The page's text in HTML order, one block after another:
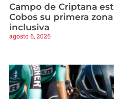
Campo de Criptana
Cobos su primera
inclusiva
agosto 6, 2026